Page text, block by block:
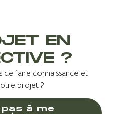
EN
?
faire connaissance et
projet ?
à me